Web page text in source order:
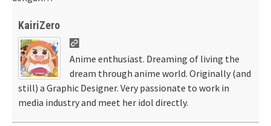
KairiZero
Anime enthusiast. Dreaming of living the
dream through anime world. Originally (and
still) a Graphic Designer. Very passionate to work in
media industry and meet her idol directly.